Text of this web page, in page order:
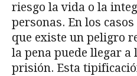
riesgo la vida o la
personas. En los
que existe un peligro
la pena puede llegar a
prisión. Esta